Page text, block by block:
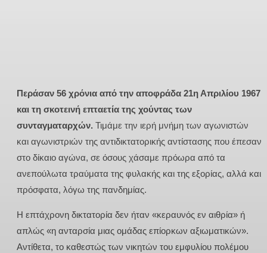
Περάσαν 56 χρόνια από την αποφράδα 21η Απριλίου 1967
και τη σκοτεινή επταετία της χούντας των
συνταγματαρχών. Τιμάμε την ιερή μνήμη των αγωνιστών
και αγωνιστριών της αντιδικτατορικής αντίστασης που έπεσαν
στο δίκαιο αγώνα, σε όσους χάσαμε πρόωρα από τα
ανεπούλωτα τραύματα της φυλακής και της εξορίας, αλλά και
πρόσφατα, λόγω της πανδημίας.
Η επτάχρονη δικτατορία δεν ήταν «κεραυνός εν αιθρία» ή
απλώς «η ανταρσία μιας ομάδας επίορκων αξιωματικών».
Αντίθετα, το καθεστώς των νικητών του εμφυλίου πολέμου